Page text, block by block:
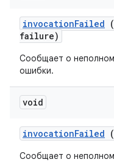
invocationFailed (
failure)
Сообщает о
ошибки.
void
invocationFailed
Сообщает о